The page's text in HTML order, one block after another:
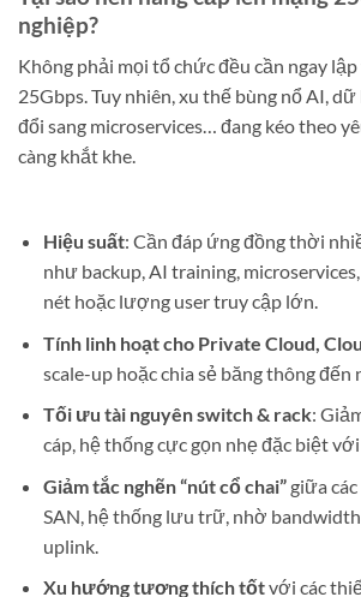
nghiệp?
Không phải mọi tổ chức đều cần ngay
25Gbps. Tuy nhiên, xu thế bùng nổ AI,
đổi sang microservices… đang kéo theo
càng khắt khe.
Hiệu suất: Cần đáp ứng đồng thời
như backup, AI training,
nét hoặc lượng user truy cập lớn.
Tính linh hoạt cho Private Cloud,
scale-up hoặc chia sẻ băng thông đến
Tối ưu tài nguyên switch & rack:
cáp, hệ thống cực gọn nhẹ đặc biệt
Giảm tắc nghẽn “nút cổ chai”giữa các
SAN, hệ thống lưu trữ, nhờ
uplink.
Xu hướng tương thích tốtvới các